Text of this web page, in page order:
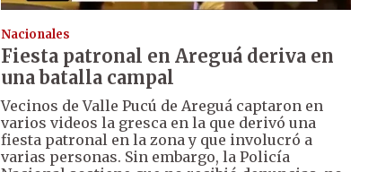
Nacionales
Fiesta patronal en Areguá deriva en
una batalla campal
Vecinos de Valle Pucú de Areguá captaron en
varios videos la gresca en la que derivó una
fiesta patronal en la zona y que involucró a
varias personas. Sin embargo, la Policía